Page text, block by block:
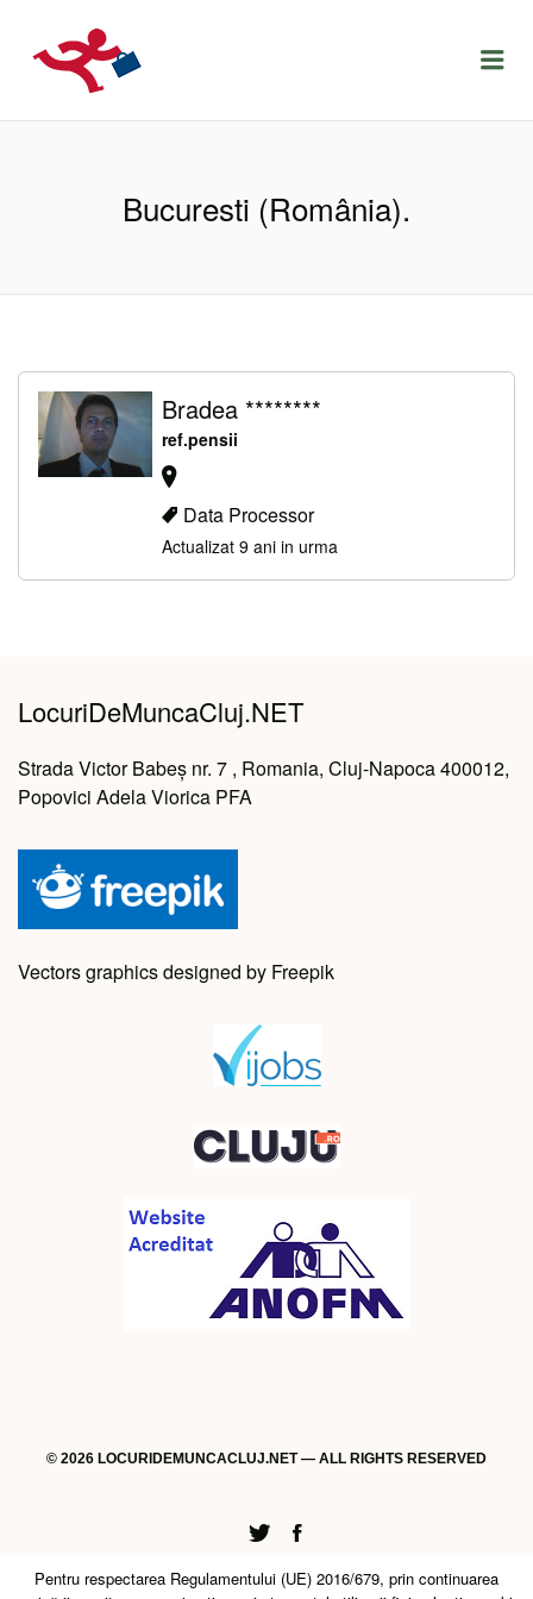
LOCURIDEMUNCACLUJ.NET
Bucuresti (România).
Bradea ********
ref.pensii
Data Processor
Actualizat 9 ani in urma
LocuriDeMuncaCluj.NET
Strada Victor Babeș nr. 7 , Romania, Cluj-Napoca 400012,
Popovici Adela Viorica PFA
Vectors graphics designed by Freepik
© 2026 LOCURIDEMUNCACLUJ.NET — ALL RIGHTS RESERVED
Twitter
Facebook
Pentru respectarea Regulamentului (UE) 2016/679, prin continuarea